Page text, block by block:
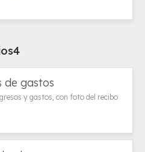
de gastos
y gastos, con foto del recibo